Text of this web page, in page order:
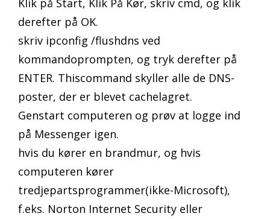
Klik på Start, Klik På Kør, skriv cmd, og klik
derefter på OK.
skriv ipconfig /flushdns ved
kommandoprompten, og tryk derefter på
ENTER. Thiscommand skyller alle de DNS-
poster, der er blevet cachelagret.
Genstart computeren og prøv at logge ind
på Messenger igen.
hvis du kører en brandmur, og hvis
computeren kører
tredjepartsprogrammer(ikke-Microsoft),
f.eks. Norton Internet Security eller